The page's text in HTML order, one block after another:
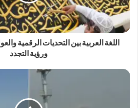
اللغة العربية بين التحديات الرقمية
ورؤية التجدد